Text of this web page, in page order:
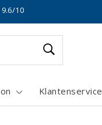
10
Klantenservice